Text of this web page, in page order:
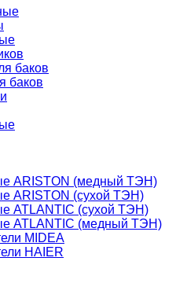
баков
баков
ARISTON (медный ТЭН)
ARISTON (сухой ТЭН)
ATLANTIC (сухой ТЭН)
ATLANTIC (медный ТЭН)
MIDEA
HAIER